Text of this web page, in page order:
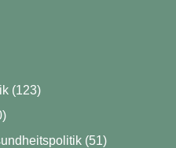
(123)
(51)